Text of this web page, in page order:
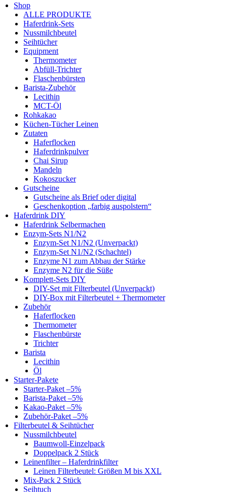
Shop
ALLE PRODUKTE
Haferdrink-Sets
Nussmilchbeutel
Seihtücher
Equipment
Thermometer
Abfüll-Trichter
Flaschenbürsten
Barista-Zubehör
Lecithin
MCT-Öl
Rohkakao
Küchen-Tücher Leinen
Zutaten
Haferflocken
Haferdrinkpulver
Chai Sirup
Mandeln
Kokoszucker
Gutscheine
Gutscheine als Brief oder digital
Geschenkoption „farbig auspolstern“
Haferdrink DIY
Haferdrink Selbermachen
Enzym-Sets N1/N2
Enzym-Set N1/N2 (Unverpackt)
Enzym-Set N1/N2 (Schachtel)
Enzyme N1 zum Abbau der Stärke
Enzyme N2 für die Süße
Komplett-Sets DIY
DIY-Set mit Filterbeutel (Unverpackt)
DIY-Box mit Filterbeutel + Thermometer
Zubehör
Haferflocken
Thermometer
Flaschenbürste
Trichter
Barista
Lecithin
Öl
Starter-Pakete
Starter-Paket –5%
Barista-Paket –5%
Kakao-Paket –5%
Zubehör-Paket –5%
Filterbeutel & Seihtücher
Nussmilchbeutel
Baumwoll-Einzelpack
Doppelpack 2 Stück
Leinenfilter – Haferdrinkfilter
Leinen Filterbeutel: Größen M bis XXL
Mix-Pack 2 Stück
Seihtuch